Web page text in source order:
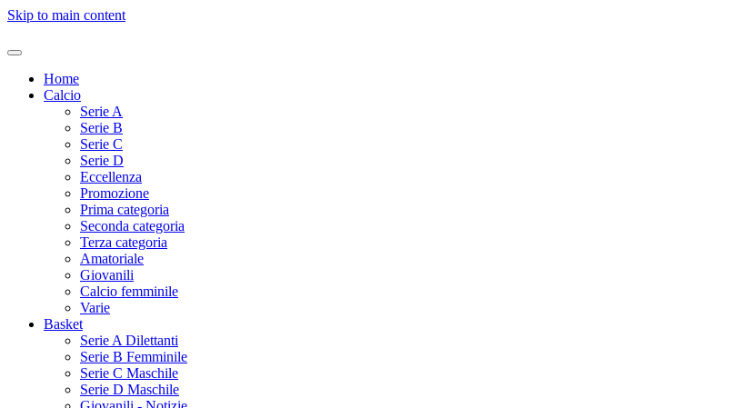
Skip to main content
Home
Calcio
Serie A
Serie B
Serie C
Serie D
Eccellenza
Promozione
Prima categoria
Seconda categoria
Terza categoria
Amatoriale
Giovanili
Calcio femminile
Varie
Basket
Serie A Dilettanti
Serie B Femminile
Serie C Maschile
Serie D Maschile